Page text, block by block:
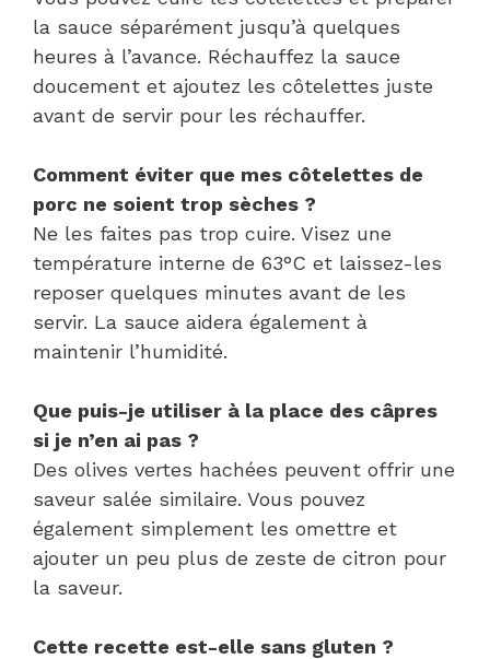
la sauce séparément jusqu’à quelques
heures à l’avance. Réchauffez la sauce
doucement et ajoutez les côtelettes juste
avant de servir pour les réchauffer.
Comment éviter que mes côtelettes de
porc ne soient trop sèches ?
Ne les faites pas trop cuire. Visez une
température interne de 63°C et laissez-les
reposer quelques minutes avant de les
servir. La sauce aidera également à
maintenir l’humidité.
Que puis-je utiliser à la place des câpres
si je n’en ai pas ?
Des olives vertes hachées peuvent offrir une
saveur salée similaire. Vous pouvez
également simplement les omettre et
ajouter un peu plus de zeste de citron pour
la saveur.
Cette recette est-elle sans gluten ?